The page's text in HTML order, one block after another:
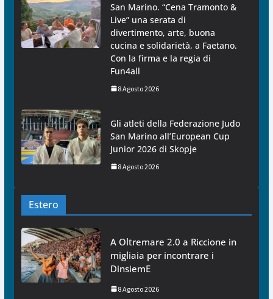
San Marino. “Cena Tramonto &
Live” una serata di
divertimento, arte, buona
cucina e solidarietà, a Faetano.
Con la firma e la regia di
Fun4all
8 Agosto 2026
Gli atleti della Federazione Judo
San Marino all’European Cup
Junior 2026 di Skopje
8 Agosto 2026
Estero
A Oltremare 2.0 a Riccione in
migliaia per incontrare i
DinsiemE
8 Agosto 2026